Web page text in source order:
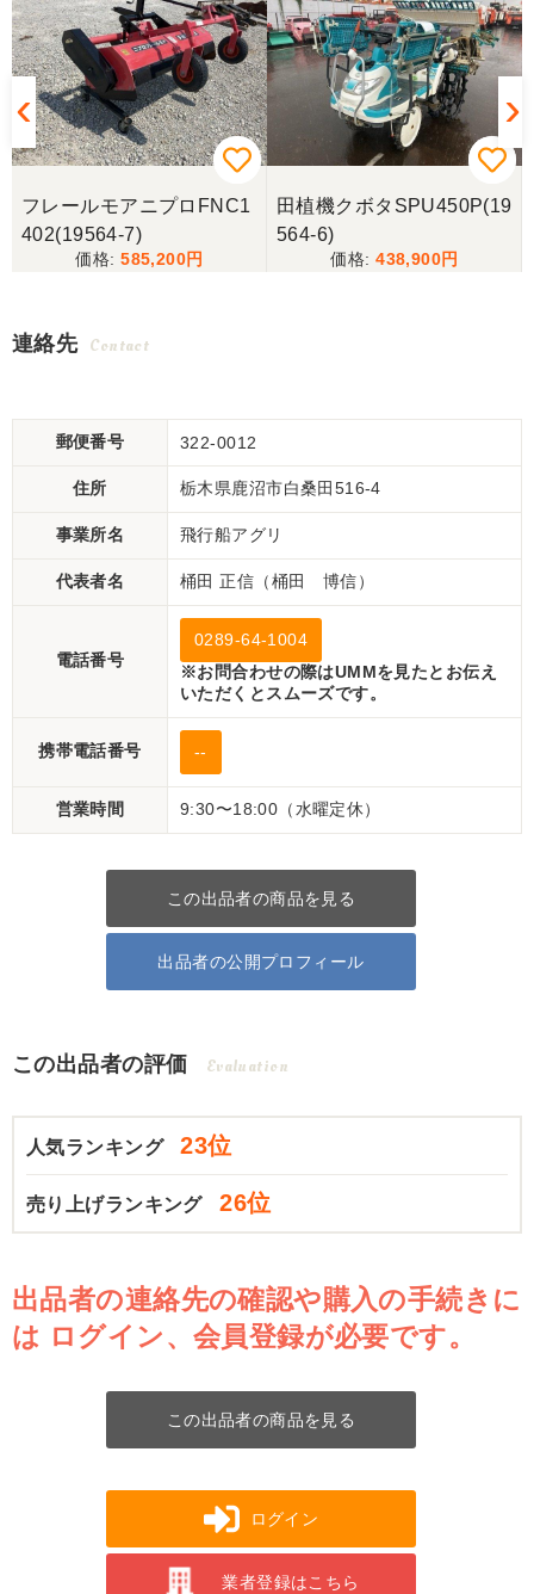
フレールモアニプロFNC1
402(19564-7)
585,200
田植機クボタSPU450P(19
564-6)
438,900
連絡先 Contact
郵便番号 322-0012
住所 栃木県鹿沼市白桑田516-4
事業所名 飛行船アグリ
代表者名 桶田 正信（桶田 博信）
電話番号
0289-64-1004
※お問合わせの際はUMMを見たとお伝え
いただくとスムーズです。
携帯電話番号 --
営業時間 9:30〜18:00（水曜定休）
この出品者の商品を見る
出品者の公開プロフィール
この出品者の評価 Evaluation
人気ランキング 23位
売り上げランキング 26位
出品者の連絡先の確認や購入の手続きに
は ログイン、会員登録が必要です。
この出品者の商品を見る
ログイン
業者登録はこちら